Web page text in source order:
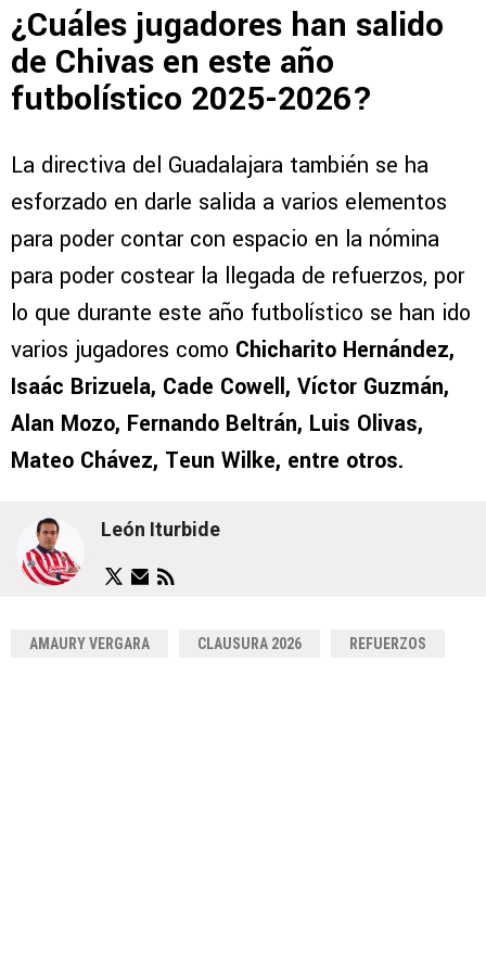
¿Cuáles jugadores han salido
de Chivas en este año
futbolístico 2025-2026?
La directiva del Guadalajara también se ha
esforzado en darle salida a varios elementos
para poder contar con espacio en la nómina
para poder costear la llegada de refuerzos, por
lo que durante este año futbolístico se han ido
varios jugadores como Chicharito Hernández,
Isaác Brizuela, Cade Cowell, Víctor Guzmán,
Alan Mozo, Fernando Beltrán, Luis Olivas,
Mateo Chávez, Teun Wilke, entre otros.
León Iturbide
AMAURY VERGARA CLAUSURA 2026 REFUERZOS